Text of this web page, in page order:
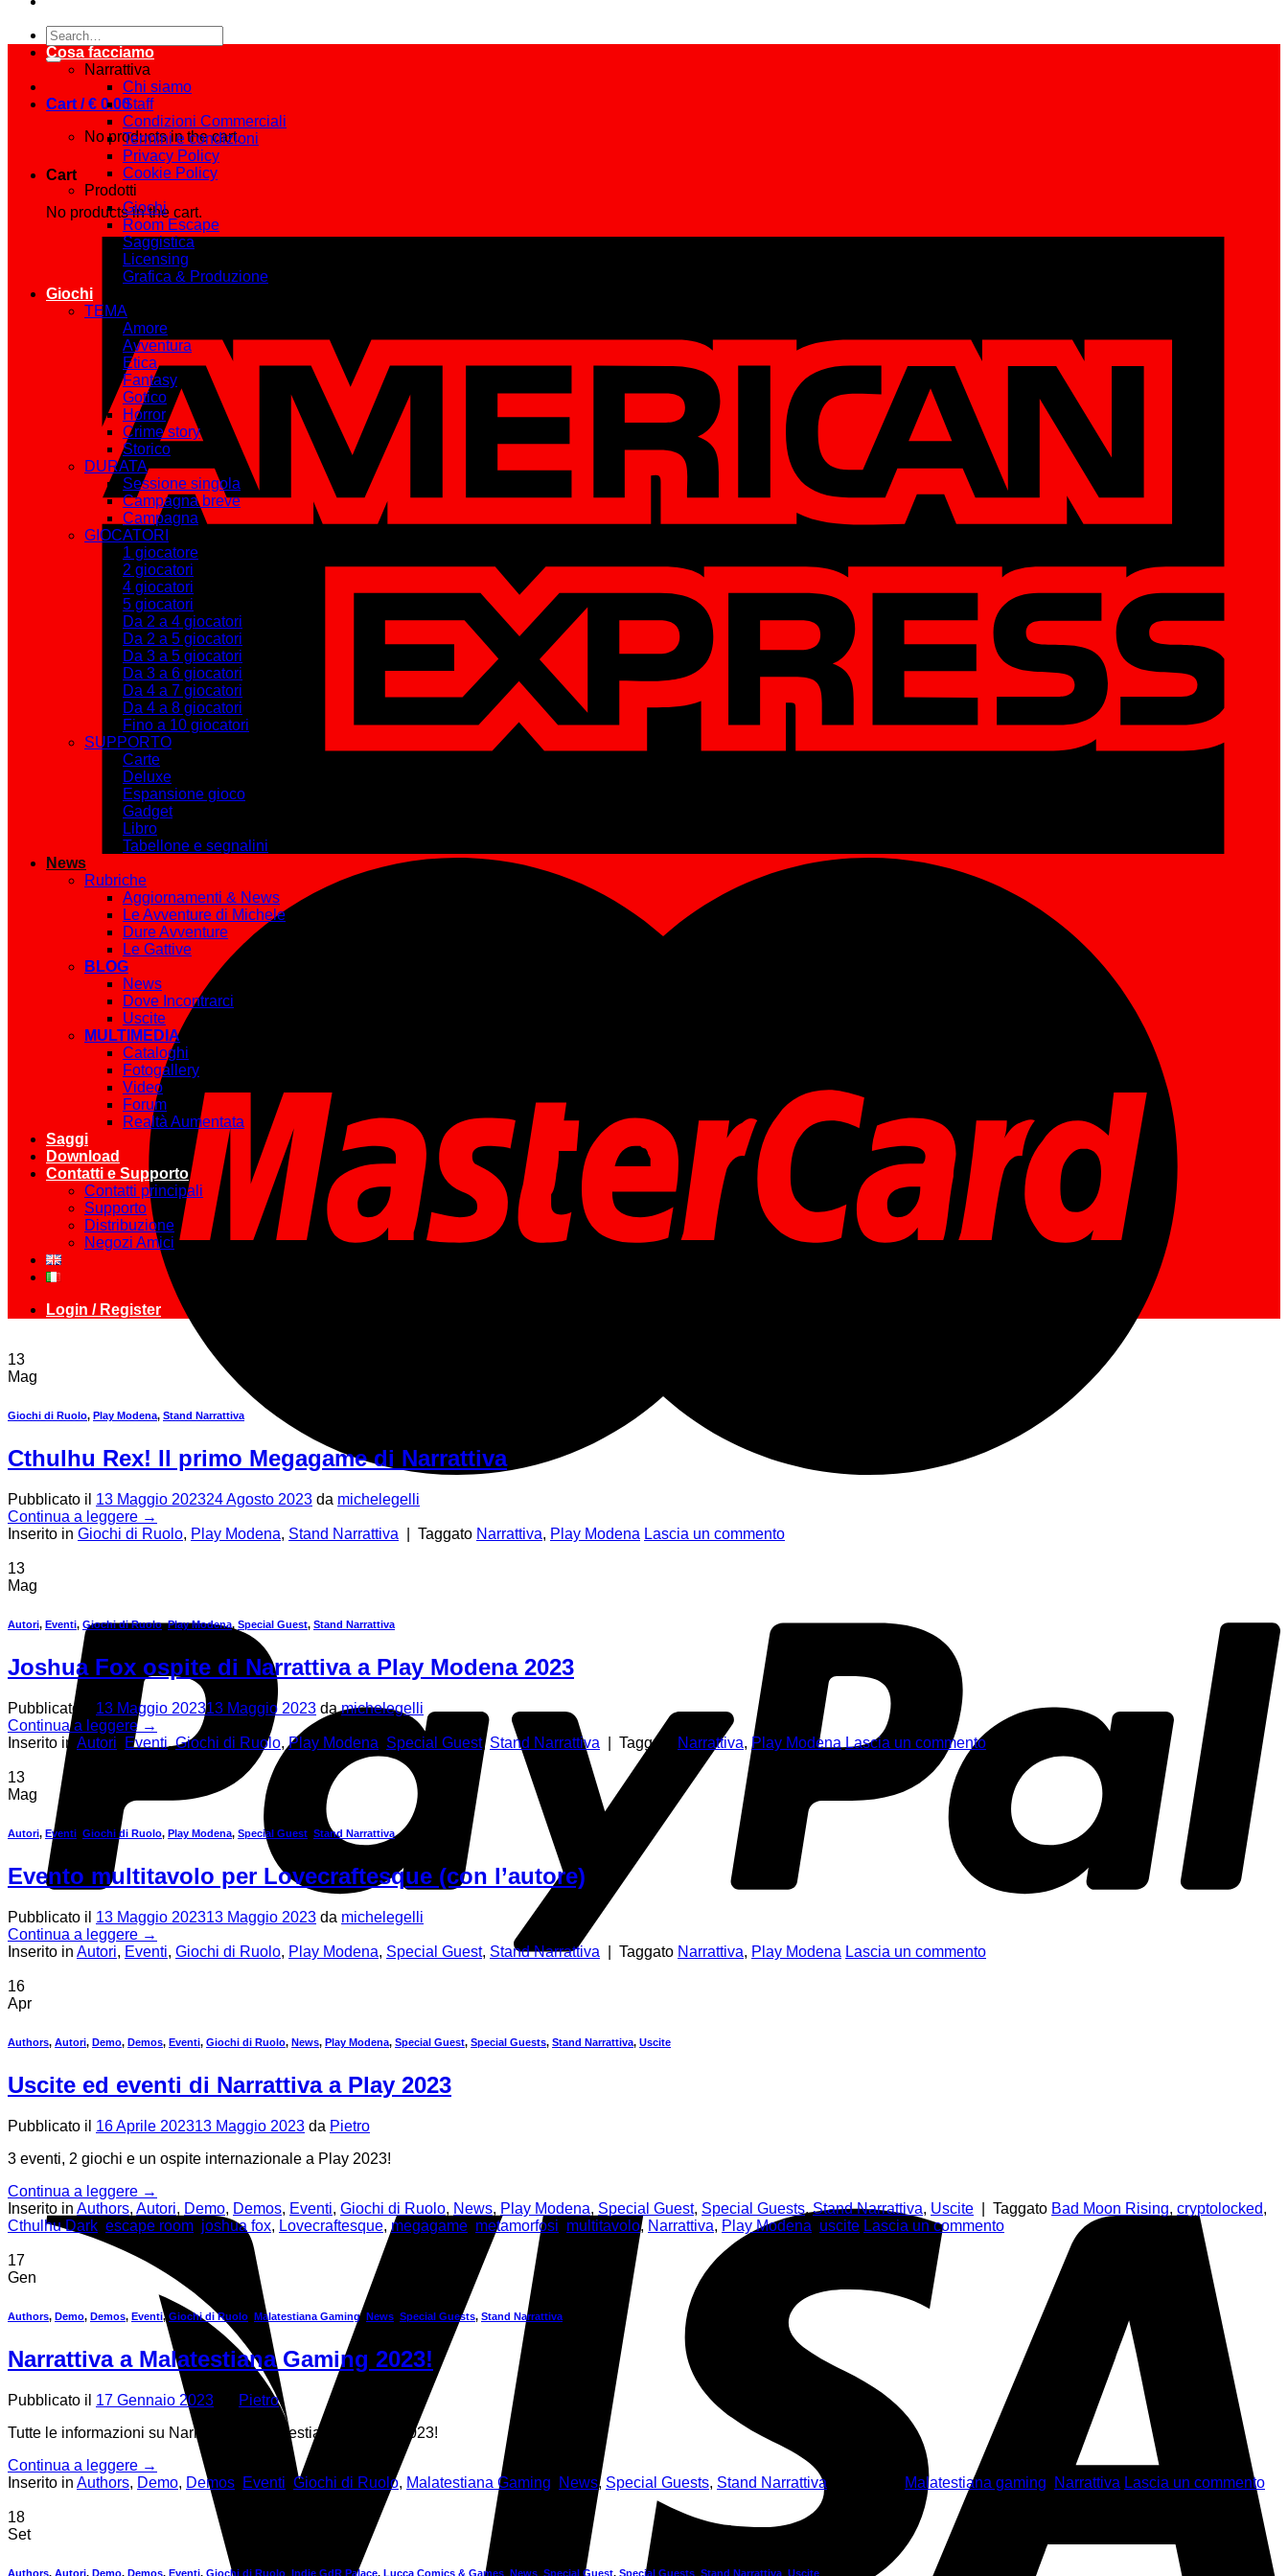
Search
for:
Cart /€ 0.00
No products in the cart.
Cart
No products in the cart.
Cosa facciamo
Narrattiva
Chi siamo
Staff
Condizioni Commerciali
Termini e condizioni
Privacy Policy
Cookie Policy
Prodotti
Giochi
Room Escape
Saggistica
Licensing
Grafica & Produzione
Giochi
TEMA
Amore
Avventura
Etica
Fantasy
Gotico
Horror
Crime story
Storico
DURATA
Sessione singola
Campagna breve
Campagna
GIOCATORI
1 giocatore
2 giocatori
4 giocatori
5 giocatori
Da 2 a 4 giocatori
Da 2 a 5 giocatori
Da 3 a 5 giocatori
Da 3 a 6 giocatori
Da 4 a 7 giocatori
Da 4 a 8 giocatori
Fino a 10 giocatori
SUPPORTO
Carte
Deluxe
Espansione gioco
Gadget
Libro
Tabellone e segnalini
News
Rubriche
Aggiornamenti & News
Le Avventure di Michele
Dure Avventure
Le Gattive
BLOG
News
Dove Incontrarci
Uscite
MULTIMEDIA
Cataloghi
Fotogallery
Video
Forum
Realtà Aumentata
Saggi
Download
Contatti e Supporto
Contatti principali
Supporto
Distribuzione
Negozi Amici
Login / Register
13
Mag
Giochi di Ruolo, Play Modena, Stand Narrattiva
Cthulhu Rex! Il primo Megagame di Narrattiva
Pubblicato il 13 Maggio 202324 Agosto 2023 da michelegelli
Continua a leggere →
Inserito in Giochi di Ruolo, Play Modena, Stand Narrattiva Taggato Narrattiva, Play Modena Lascia un commento
13
Mag
Autori, Eventi, Giochi di Ruolo,Play Modena, Special Guest, Stand Narrattiva
Joshua Fox ospite di Narrattiva a Play Modena 2023
Pubblicato il 13 Maggio 202313 Maggio 2023 damichelegelli
Continua a leggere →
Inserito in Autori Eventi,Giochi di Ruolo,Play Modena Special Guest, Stand Narrattiva Taggato Narrattiva, Play Modena Lascia un commento
13
Mag
Autori, Eventi Giochi di Ruolo, Play Modena, Special Guest Stand Narrattiva
Evento multitavolo per Lovecraftesque (con l’autore)
Pubblicato il 13 Maggio 202313 Maggio 2023 da michelegelli
Continua a leggere →
Inserito in Autori, Eventi, Giochi di Ruolo, Play Modena, Special Guest, Stand Narrattiva Taggato Narrattiva, Play Modena Lascia un commento
16
Apr
Authors, Autori, Demo, Demos, Eventi, Giochi di Ruolo, News, Play Modena, Special Guest, Special Guests, Stand Narrattiva, Uscite
Uscite ed eventi di Narrattiva a Play 2023
Pubblicato il 16 Aprile 202313 Maggio 2023 da Pietro
3 eventi, 2 giochi e un ospite internazionale a Play 2023!
Continua a leggere →
Inserito in Authors, Autori, Demo, Demos, Eventi, Giochi di Ruolo, News, Play Modena, Special Guest, Special Guests,Stand Narrattiva, Uscite Taggato Bad Moon Rising, cryptolocked,
Cthulhu Dark escape room joshua fox, Lovecraftesque, megagame metamorfosi multitavolo, Narrattiva, Play Modena uscite Lascia un commento
17
Gen
Authors, Demo, Demos, Eventi, Giochi di Ruolo Malatestiana Gaming, News Special Guests, Stand Narrattiva
Narrattiva a Malatestiana Gaming 2023!
Pubblicato il 17 Gennaio 2023
Pietro
Tutte le informazioni su Narrattiva a Malatestiana Gaming 2023!
Continua a leggere →
Inserito in Authors, Demo, Demos Eventi Giochi di Ruolo, Malatestiana Gaming News, Special Guests, Stand Narrattiva Malatestiana gaming Narrattiva Lascia un commento
18
Set
Authors, Autori, Demo, Demos, Eventi, Giochi di Ruolo Indie GdR Palace, Lucca Comics & Games News Special Guest, Special Guests Stand Narrattiva Uscite